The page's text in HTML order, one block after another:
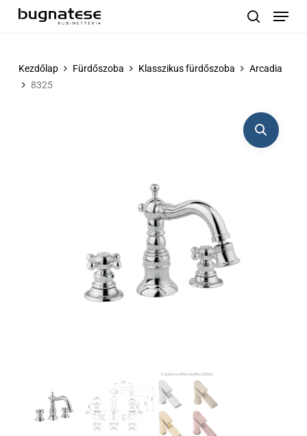
Menu
Kezdőlap Fürdőszoba Klasszikus fürdőszoba
Arcadia
8325